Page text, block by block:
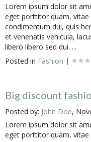
Lorem ipsum dolor sit
eget porttitor quam, vitae
condimentum dui, quis
et venenatis vehicula,
libero libero sed dui. ...
Posted in Fashion
Big discount
Posted by: John Doe,
Lorem ipsum dolor sit
eget porttitor quam, vitae